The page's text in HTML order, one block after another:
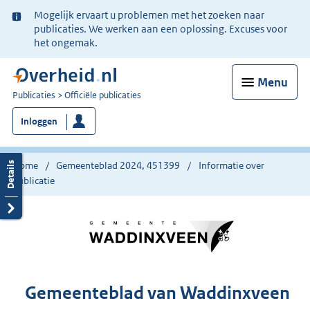
Ter
informatie:
Mogelijk ervaart u problemen met het zoeken naar
publicaties. We werken aan een oplossing. Excuses voor
het ongemak.
Menu
U
bent
nu
hier:
Publicaties Officiële publicaties
Inloggen
Home Gemeenteblad 2024, 451399
Informatie over
publicatie
Gemeenteblad van Waddinxveen